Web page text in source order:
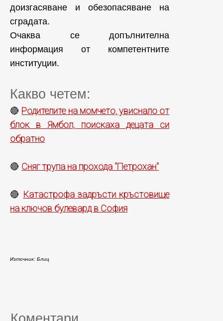
доизгасяване и обезопасяване на
сградата.
Очаква се допълнителна
информация от компетентните
институции.
Какво четем:
🔴 Родителите на момчето, увиснало от
блок в Ямбол, поискаха децата си
обратно
🔴 Сняг трупа на прохода "Петрохан"
🔴 Катастрофа задръсти кръстовище
на ключов булевард в София
Източник: Блиц